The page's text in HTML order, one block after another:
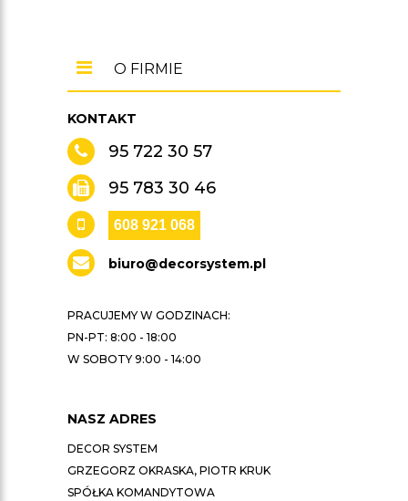
KONTAKT
95 722 30 57
95 783 30 46
608 921 068
biuro@decorsystem.pl
PRACUJEMY W GODZINACH:
PN-PT: 8:00 - 18:00
W SOBOTY 9:00 - 14:00
NASZ ADRES
DECOR SYSTEM
GRZEGORZ OKRASKA, PIOTR KRUK
SPÓŁKA KOMANDYTOWA
O FIRMIE